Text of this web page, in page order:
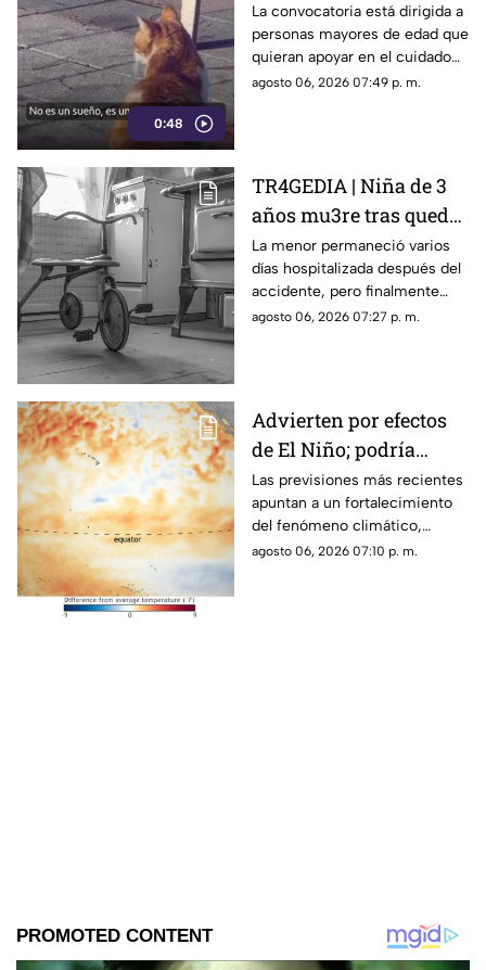
0:48
cuidar gatos en una
isla de Grecia
La convocatoria está dirigida a
personas mayores de edad que
quieran apoyar en el cuidado
de gatos rescatados mientras
agosto 06, 2026 07:49 p. m.
TR4GEDIA | Niña de 3
años mu3re tras quedar
atrapada en un juguete
La menor permaneció varios
días hospitalizada después del
accidente, pero finalmente
perdió la vida a causa de una
agosto 06, 2026 07:27 p. m.
Advierten por efectos
de El Niño; podría
alcanzar intensidad
histórica
Las previsiones más recientes
apuntan a un fortalecimiento
del fenómeno climático,
mientras varios países ya
agosto 06, 2026 07:10 p. m.